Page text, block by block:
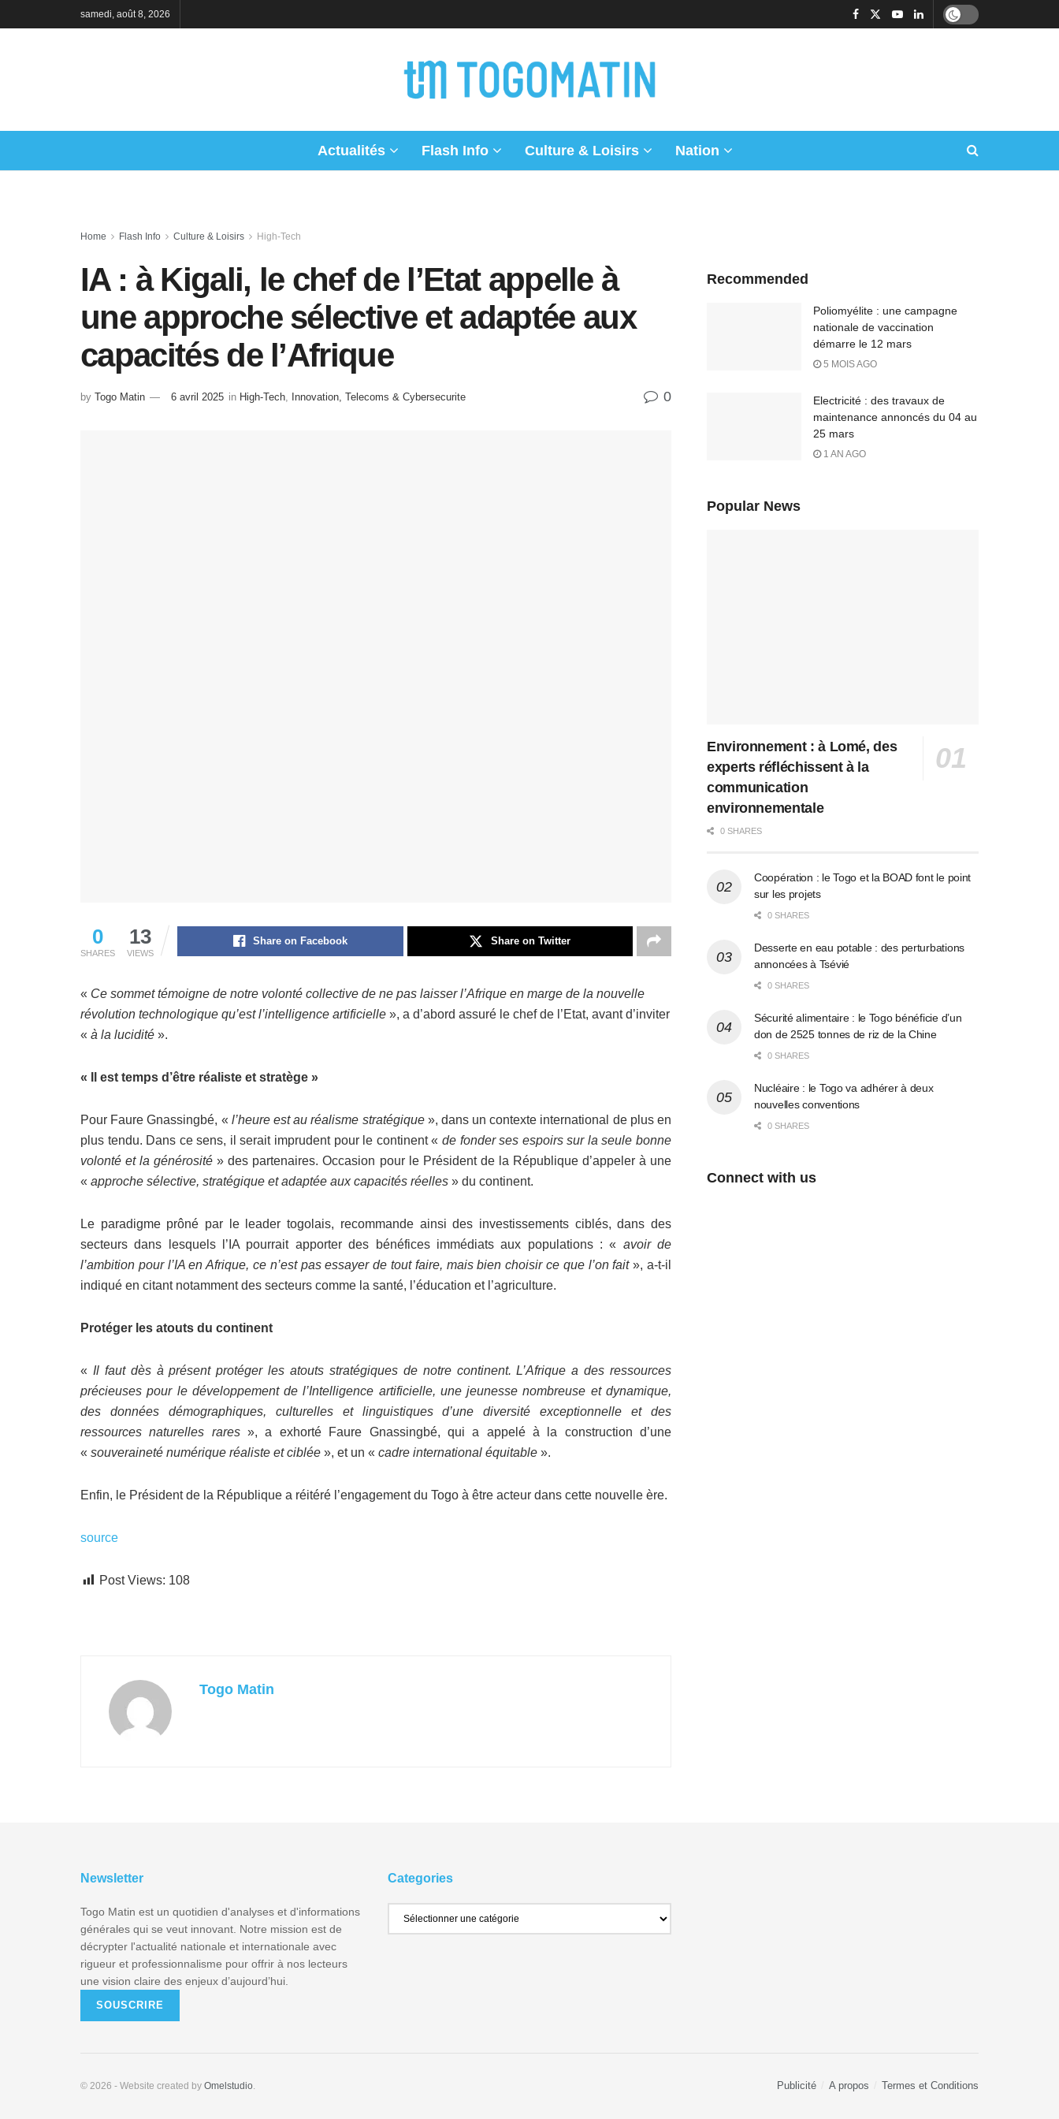
samedi, août 8, 2026
Actualités Flash Info Culture & Loisirs Nation
Home Flash Info Culture & Loisirs High-Tech
IA : à Kigali, le chef de l’Etat appelle à
une approche sélective et adaptée aux
capacités de l’Afrique
by Togo Matin 6 avril 2025 in High-Tech Innovation, Telecoms & Cybersecurite 0
0
SHARES
13
VIEWS
Share on Facebook Share on Twitter
« Ce sommet témoigne de notre volonté collective de ne pas laisser l’Afrique en marge de la nouvelle
révolution technologique qu’est l’intelligence artificielle », a d’abord assuré le chef de l’Etat, avant d’inviter
« à la lucidité ».
« Il est temps d’être réaliste et stratège »
Pour Faure Gnassingbé, « l’heure est au réalisme stratégique», dans un contexte international de plus en
plus tendu. Dans ce sens, il serait imprudent pour le continent « de fonder ses espoirs sur la seule bonne
volonté et la générosité » des partenaires. Occasion pour le Président de la République d’appeler à une
« approche sélective, stratégique et adaptée aux capacités réelles » du continent.
Le paradigme prôné par le leader togolais, recommande ainsi des investissements ciblés, dans des
secteurs dans lesquels l’IA pourrait apporter des bénéfices immédiats aux populations : « avoir de
l’ambition pour l’IA en Afrique, ce n’est pas essayer de tout faire, mais bien choisir ce que l’on fait», a-t-il
indiqué en citant notamment des secteurs comme la santé, l’éducation et l’agriculture.
Protéger les atouts du continent
« Il faut dès à présent protéger les atouts stratégiques de notre continent. L’Afrique a des ressources
précieuses pour le développement de l’Intelligence artificielle, une jeunesse nombreuse et dynamique,
des données démographiques, culturelles et linguistiques d’une diversité exceptionnelle et des
ressources naturelles rares», a exhorté Faure Gnassingbé, qui a appelé à la construction d’une
« souveraineté numérique réaliste et ciblée », et un « cadre international équitable ».
Enfin, le Président de la République a réitéré l’engagement du Togo à être acteur dans cette nouvelle ère.
source
Post Views: 108
Togo Matin
Recommended
Poliomyélite : une campagne
nationale de vaccination
démarre le 12 mars
5 MOIS AGO
Electricité : des travaux de
maintenance annoncés du 04 au
25 mars
1 AN AGO
Popular News
Environnement : à Lomé, des
experts réfléchissent à la
communication
environnementale
0 SHARES
Coopération : le Togo et la BOAD font le point
sur les projets
0 SHARES
Desserte en eau potable : des perturbations
annoncées à Tsévié
0 SHARES
Sécurité alimentaire : le Togo bénéficie d’un
don de 2525 tonnes de riz de la Chine
0 SHARES
Nucléaire : le Togo va adhérer à deux
nouvelles conventions
0 SHARES
Connect with us
Newsletter
Togo Matin est un quotidien d'analyses et d'informations
générales qui se veut innovant. Notre mission est de
décrypter l'actualité nationale et internationale avec
rigueur et professionnalisme pour offrir à nos lecteurs
une vision claire des enjeux d’aujourd’hui.
SOUSCRIRE
Categories
Publicité A propos Termes et Conditions
© 2026 - Website created by Omelstudio.